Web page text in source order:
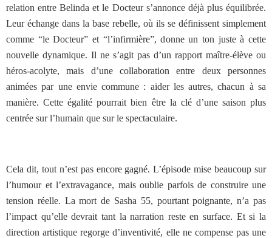
relation entre Belinda et le Docteur s’annonce déjà plus équilibrée.
Leur échange dans la base rebelle, où ils se définissent simplement
comme “le Docteur” et “l’infirmière”, donne un ton juste à cette
nouvelle dynamique. Il ne s’agit pas d’un rapport maître-élève ou
héros-acolyte, mais d’une collaboration entre deux personnes
animées par une envie commune : aider les autres, chacun à sa
manière. Cette égalité pourrait bien être la clé d’une saison plus
centrée sur l’humain que sur le spectaculaire.
Cela dit, tout n’est pas encore gagné. L’épisode mise beaucoup sur
l’humour et l’extravagance, mais oublie parfois de construire une
tension réelle. La mort de Sasha 55, pourtant poignante, n’a pas
l’impact qu’elle devrait tant la narration reste en surface. Et si la
direction artistique regorge d’inventivité, elle ne compense pas une